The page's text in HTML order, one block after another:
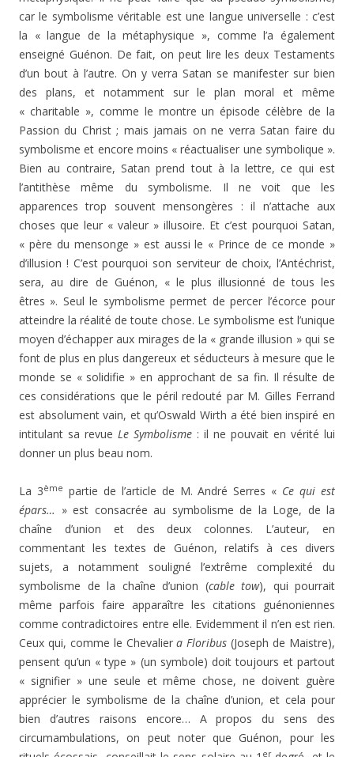
car le symbolisme véritable est une langue universelle : c’est
la « langue de la métaphysique », comme l’a également
enseigné Guénon. De fait, on peut lire les deux Testaments
d’un bout à l’autre. On y verra Satan se manifester sur bien
des plans, et notamment sur le plan moral et même
« charitable », comme le montre un épisode célèbre de la
Passion du Christ ; mais jamais on ne verra Satan faire du
symbolisme et encore moins « réactualiser une symbolique ».
Bien au contraire, Satan prend tout à la lettre, ce qui est
l’antithèse même du symbolisme. Il ne voit que les
apparences trop souvent mensongères : il n’attache aux
choses que leur « valeur » illusoire. Et c’est pourquoi Satan,
« père du mensonge » est aussi le « Prince de ce monde »
d’illusion ! C’est pourquoi son serviteur de choix, l’Antéchrist,
sera, au dire de Guénon, « le plus illusionné de tous les
êtres ». Seul le symbolisme permet de percer l’écorce pour
atteindre la réalité de toute chose. Le symbolisme est l’unique
moyen d’échapper aux mirages de la « grande illusion » qui se
font de plus en plus dangereux et séducteurs à mesure que le
monde se « solidifie » en approchant de sa fin. Il résulte de
ces considérations que le péril redouté par M. Gilles Ferrand
est absolument vain, et qu’Oswald Wirth a été bien inspiré en
intitulant sa revue Le Symbolisme : il ne pouvait en vérité lui
donner un plus beau nom.
La 3ème partie de l’article de M. André Serres « Ce qui est
épars… » est consacrée au symbolisme de la Loge, de la
chaîne d’union et des deux colonnes. L’auteur, en
commentant les textes de Guénon, relatifs à ces divers
sujets, a notamment souligné l’extrême complexité du
symbolisme de la chaîne d’union (cable tow), qui pourrait
même parfois faire apparaître les citations guénoniennes
comme contradictoires entre elle. Evidemment il n’en est rien.
Ceux qui, comme le Chevaliera Floribus (Joseph de Maistre),
pensent qu’un « type » (un symbole) doit toujours et partout
« signifier » une seule et même chose, ne doivent guère
apprécier le symbolisme de la chaîne d’union, et cela pour
bien d’autres raisons encore… A propos du sens des
circumambulations, on peut noter que Guénon, pour les
er